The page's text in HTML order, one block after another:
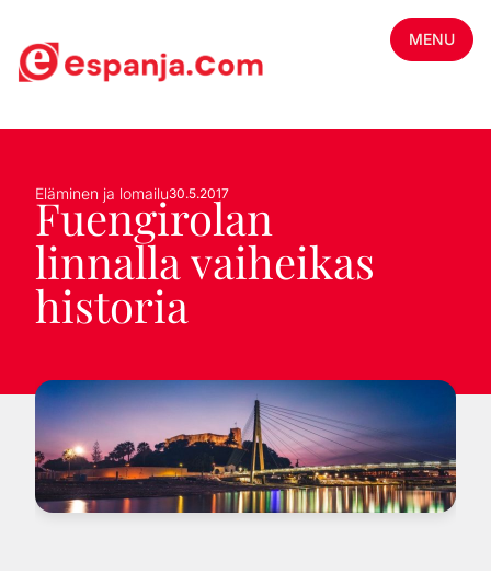
MENU
Eläminen ja lomailu30.5.2017
Fuengirolan
linnalla vaiheikas
historia